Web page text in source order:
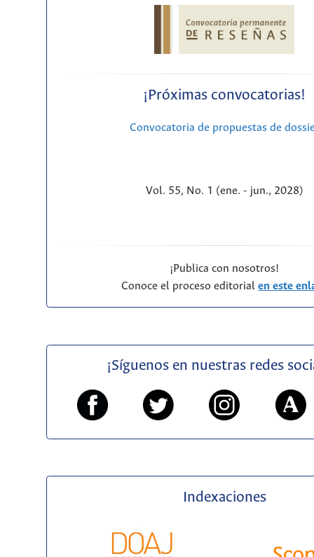
¡Próximas convocatorias!
Convocatoria de propuestas de
Vol. 55, No. 1 (ene. - jun., 2028)
¡Publica con nosotros!
Conoce el proceso editorialen este
¡Síguenos en nuestras redes
Indexaciones